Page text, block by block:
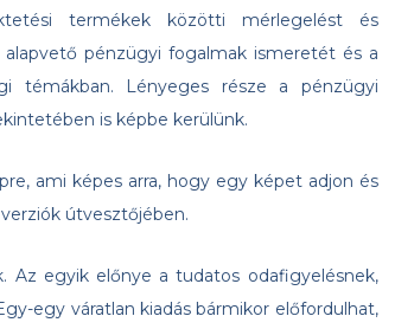
termékek közötti mérlegelést és
pénzügyi fogalmak ismeretét és a
témákban. Lényeges része a pénzügyi
is képbe kerülünk.
ami képes arra, hogy egy képet adjon és
útvesztőjében.
Az egyik előnye a tudatos odafigyelésnek,
egy váratlan kiadás bármikor előfordulhat,